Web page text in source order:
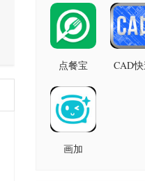
最新版
新版
点餐宝
新版
CAD
画加